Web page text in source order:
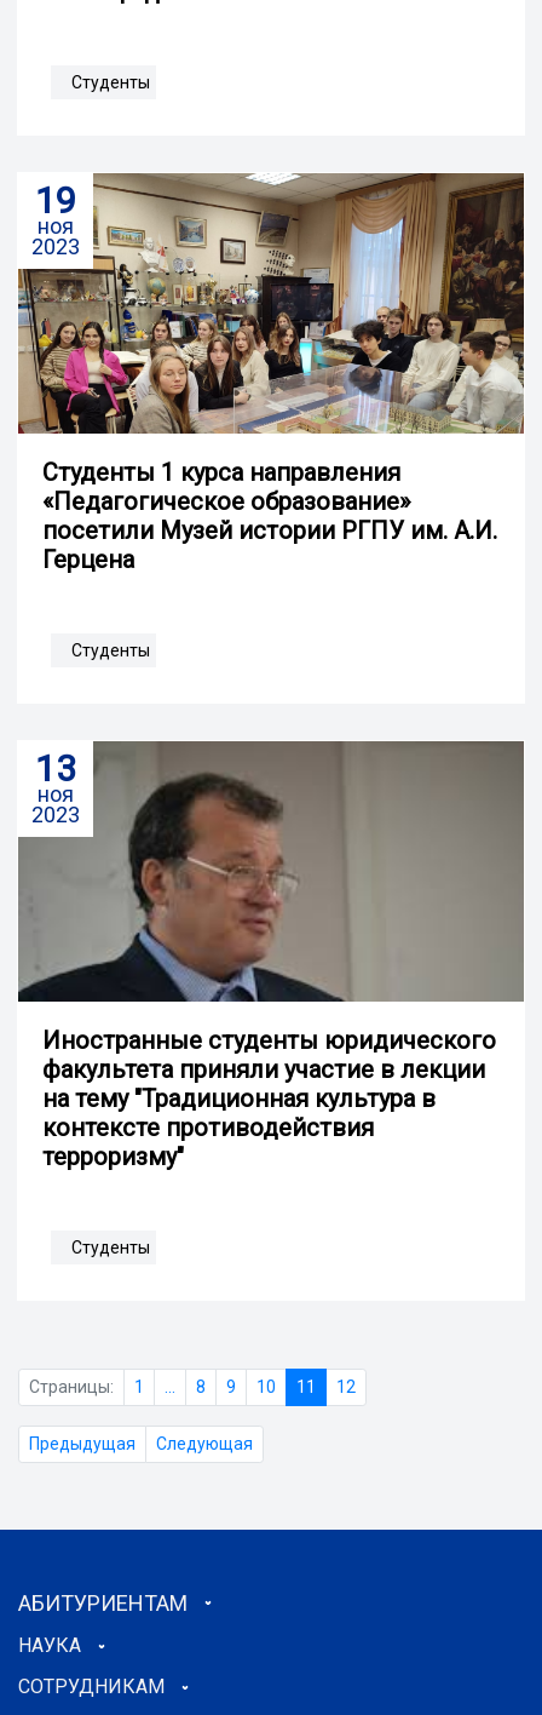
Студенты
19
ноя
2023
Студенты 1 курса направления
«Педагогическое образование»
посетили Музей истории РГПУ им. А.И.
Герцена
Студенты
13
ноя
2023
Иностранные студенты юридического
факультета приняли участие в лекции
на тему "Традиционная культура в
контексте противодействия
терроризму"
Студенты
Страницы: 1 8 9 10 11 12
Предыдущая Следующая
АБИТУРИЕНТАМ
НАУКА
СОТРУДНИКАМ